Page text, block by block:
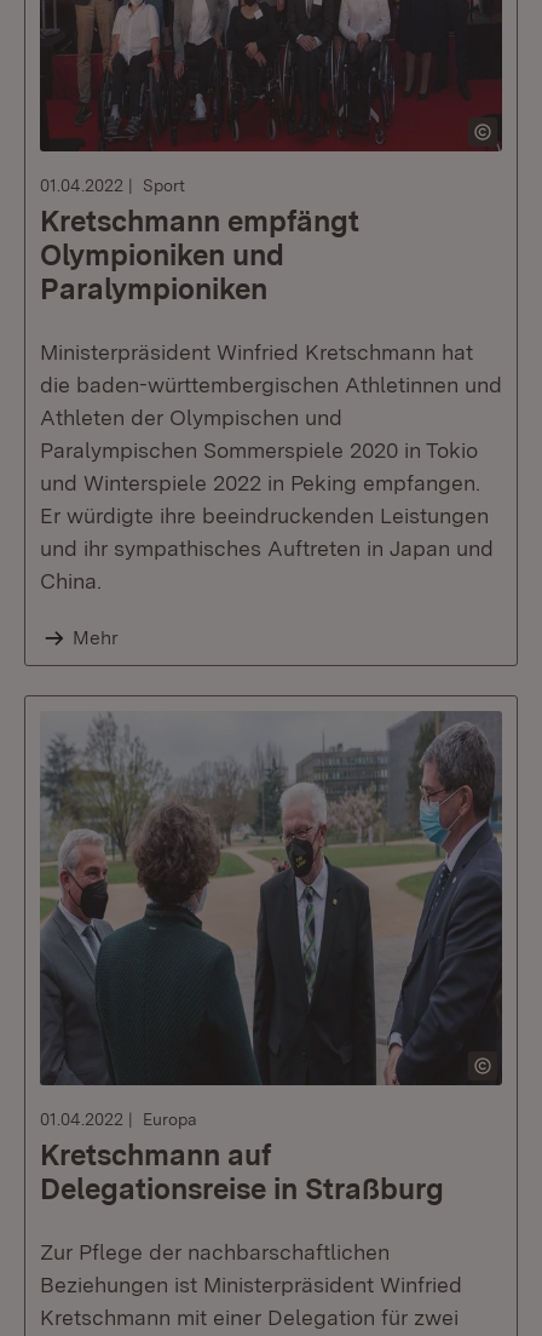
01.04.2022 Sport
Kretschmann empfängt
Olympioniken und
Paralympioniken
Ministerpräsident Winfried Kretschmann hat
die baden-württembergischen Athletinnen und
Athleten der Olympischen und
Paralympischen Sommerspiele 2020 in Tokio
und Winterspiele 2022 in Peking empfangen.
Er würdigte ihre beeindruckenden Leistungen
und ihr sympathisches Auftreten in Japan und
China.
Mehr
01.04.2022 Europa
Kretschmann auf
Delegationsreise in Straßburg
Zur Pflege der nachbarschaftlichen
Beziehungen ist Ministerpräsident Winfried
Kretschmann mit einer Delegation für zwei